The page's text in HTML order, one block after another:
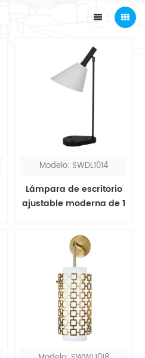
Modelo: SWDL1014
Lámpara de escritorio
ajustable moderna de 1
pantalla de lino blanca
de cono